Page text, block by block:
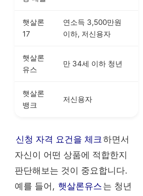
햇살론
17
연소득 3,500만원
이하, 저신용자
햇살론
유스
만 34세 이하 청년
햇살론
뱅크
저신용자
신청 자격 요건을 체크하면서
자신이 어떤 상품에 적합한지
판단해보는 것이 중요합니다.
예를 들어, 햇살론유스는 청년